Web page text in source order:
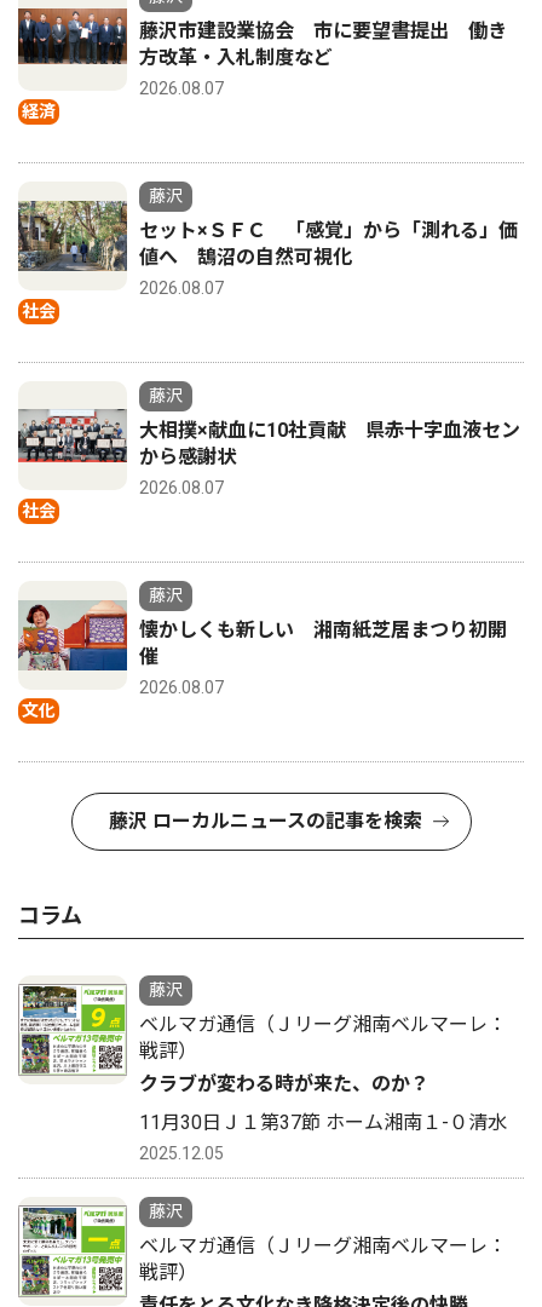
経済
藤沢市建設業協会 市に要望書提出 働き
方改革・入札制度など
2026.08.07
社会
藤沢
セット×ＳＦＣ 「感覚」から「測れる」価
値へ 鵠沼の自然可視化
2026.08.07
社会
藤沢
大相撲×献血に10社貢献 県赤十字血液セン
から感謝状
2026.08.07
文化
藤沢
懐かしくも新しい 湘南紙芝居まつり初開
催
2026.08.07
藤沢 ローカルニュースの記事を検索
コラム
藤沢
ベルマガ通信（Ｊリーグ湘南ベルマーレ：
戦評）
クラブが変わる時が来た、のか？
11月30日Ｊ１第37節 ホーム湘南１-０清水
2025.12.05
藤沢
ベルマガ通信（Ｊリーグ湘南ベルマーレ：
戦評）